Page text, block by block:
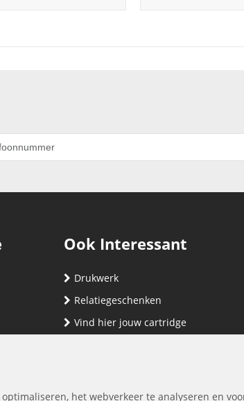
Ook Interessant
Drukwerk
Relatiegeschenken
Vind hier jouw cartridge
het webverkeer te analyseren en